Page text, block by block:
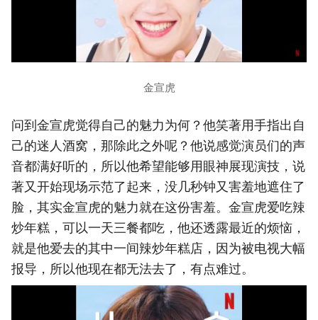
金宣虎
问到金宣虎觉得自己的魅力为何？他笑著用手指出自
己的迷人酒窝，那除此之外呢？他说感觉演员们的声
音都满好听的，所以他希望能够用眼神展现演技，说
著又开始现场示范了起来，没几秒钟又害羞地遮住了
脸，其实金宣虎的魅力就在这份害羞。金宣虎爱吃辣
炒年糕，可以一天三餐都吃，他还透露最近的烦恼，
就是他爱去的其中一间辣炒年糕店，因为被电视大幅
报导，所以他现在都无法去了，有点难过。